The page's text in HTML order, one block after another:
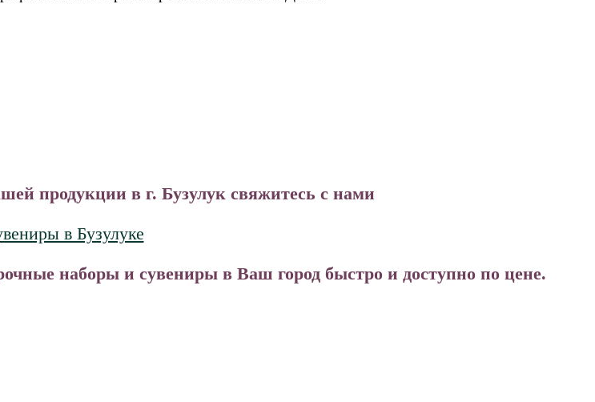
продукции в г. Бузулук свяжитесь с нами
наборы и сувениры в Ваш город быстро и доступно по цене.